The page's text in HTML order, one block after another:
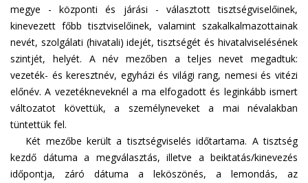
megye - központi és járási - választott tisztségviselőinek,
kinevezett főbb tisztviselőinek, valamint szakalkalmazottainak
nevét, szolgálati (hivatali) idejét, tisztségét és hivatalviselésének
szintjét, helyét. A név mezőben a teljes nevet megadtuk:
vezeték- és keresztnév, egyházi és világi rang, nemesi és vitézi
előnév. A vezetékneveknél a ma elfogadott és leginkább ismert
változatot követtük, a személyneveket a mai névalakban
tüntettük fel.
Két mezőbe került a tisztségviselés időtartama. A tisztség
kezdő dátuma a megválasztás, illetve a beiktatás/kinevezés
időpontja, záró dátuma a leköszönés, a lemondás, az